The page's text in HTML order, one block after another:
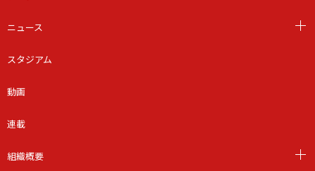
ニュース
スタジアム
動画
連載
組織概要